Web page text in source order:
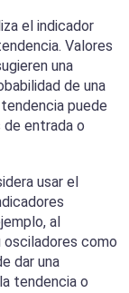
el indicador
Valores
una
de una
puede
entrada o
usar el
al
osciladores como
dar una
tendencia o